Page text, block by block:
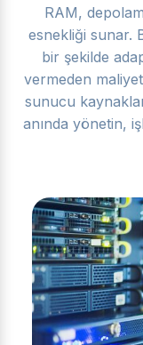
RAM,
esnekliği sunar.
bir şekilde
vermeden
sunucu
anında yönetin,